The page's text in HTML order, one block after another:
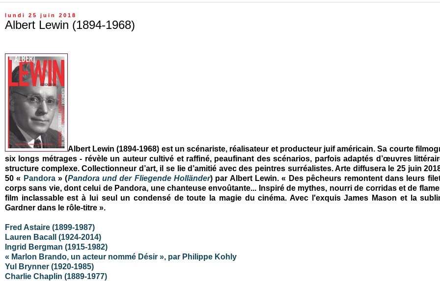
lundi 25 juin 2018
Albert Lewin (1894-1968)
Albert Lewin (1894-1968) est un scénariste, réalisateur et producteur juif américain. Sa courte
six longs métrages - révèle un auteur cultivé et raffiné, peaufinant des scénarios, parfois adaptés d’œuvres
structure complexe. Collectionneur d’art, il se lie d’amitié avec des peintres surréalistes. Arte diffusera le 25 juin
50 « Pandora» (Pandora und der Fliegende Holländer) par Albert Lewin. « Des pêcheurs remontent dans leurs
corps sans vie, dont celui de Pandora, une chanteuse envoûtante... Inspiré de mythes, nourri de corridas et de
film inclassable est à lui seul un condensé de toute la magie du cinéma. Avec l'exquis James Mason et la
Gardner dans le rôle-titre ».
Fred Astaire (1899-1987)
Lauren Bacall (1924-2014)
Ingrid Bergman (1915-1982)
« Marlon Brando, un acteur nommé Désir », par Philippe Kohly
Yul Brynner (1920-1985)
Charlie Chaplin (1889-1977)